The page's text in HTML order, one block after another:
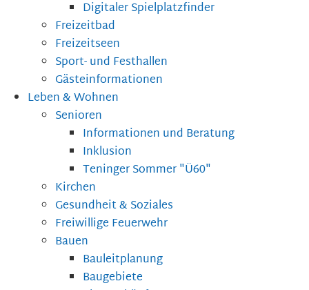
Digitaler Spielplatzfinder
Freizeitbad
Freizeitseen
Sport- und Festhallen
Gästeinformationen
Leben & Wohnen
Senioren
Informationen und Beratung
Inklusion
Teninger Sommer "Ü60"
Kirchen
Gesundheit & Soziales
Freiwillige Feuerwehr
Bauen
Bauleitplanung
Baugebiete